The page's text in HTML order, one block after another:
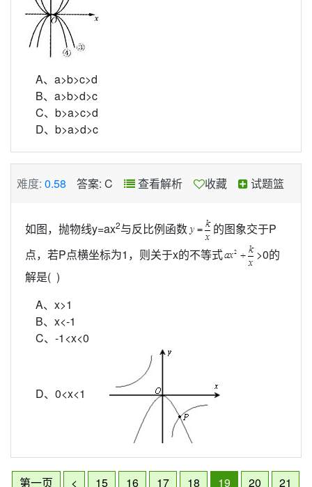
A、a>b>c>d
B、a>b>d>c
C、b>a>c>d
D、b>a>d>c
难度: 0.58 答案: C 查看解析 收藏 试题篮
如图，抛物线y=ax2与反比例函数
的图象交于P
点，若P点横坐标为1，则关于x的不等式
>0的
解是( )
A、x>1
B、x<-1
C、-1<x<0
D、0<x<1
第一页 < 15 16 17 18 19 20 21